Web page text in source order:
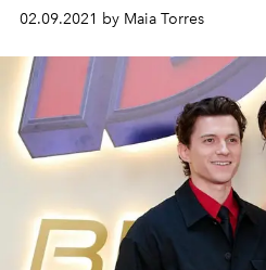
02.09.2021 by Maia Torres